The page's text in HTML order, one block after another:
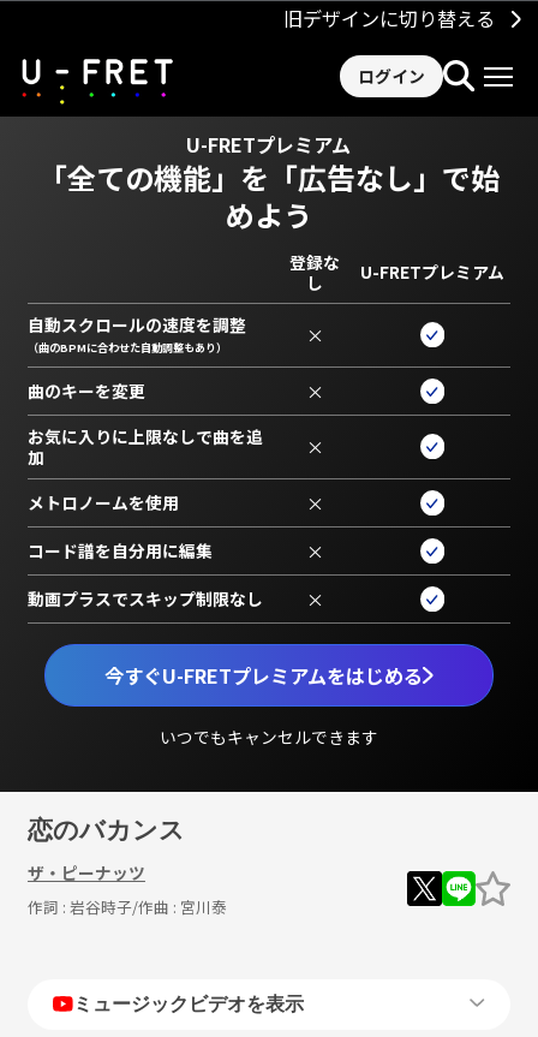
旧デザインに切り替える
ログイン
U-FRETプレミアム
「全ての機能」を 「広告なし」で始
めよう
今すぐU-FRETプレミアムをはじめる
いつでもキャンセルできます
登録な
し
U-FRETプレミアム
自動スクロールの速度を調整
（曲のBPMに合わせた自動調整もあり） ×
曲のキーを変更 ×
お気に入りに上限なしで曲を追
加
×
メトロノームを使用 ×
コード譜を自分用に編集 ×
動画プラスでスキップ制限なし ×
恋のバカンス
ザ・ピーナッツ
作詞 : 岩谷時子/作曲 : 宮川泰
ミュージックビデオを表示